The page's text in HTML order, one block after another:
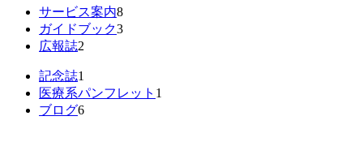
サービス案内8
ガイドブック3
広報誌2
記念誌1
医療系パンフレット 1
ブログ6